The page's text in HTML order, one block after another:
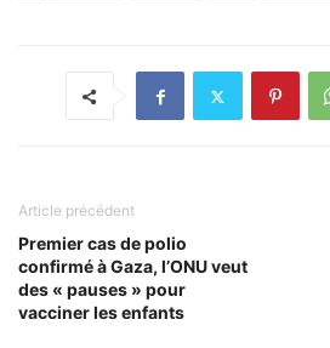
Article précédent
Premier cas de polio
confirmé à Gaza, l’ONU veut
des « pauses » pour
vacciner les enfants